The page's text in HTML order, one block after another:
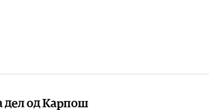
дел од Карпош